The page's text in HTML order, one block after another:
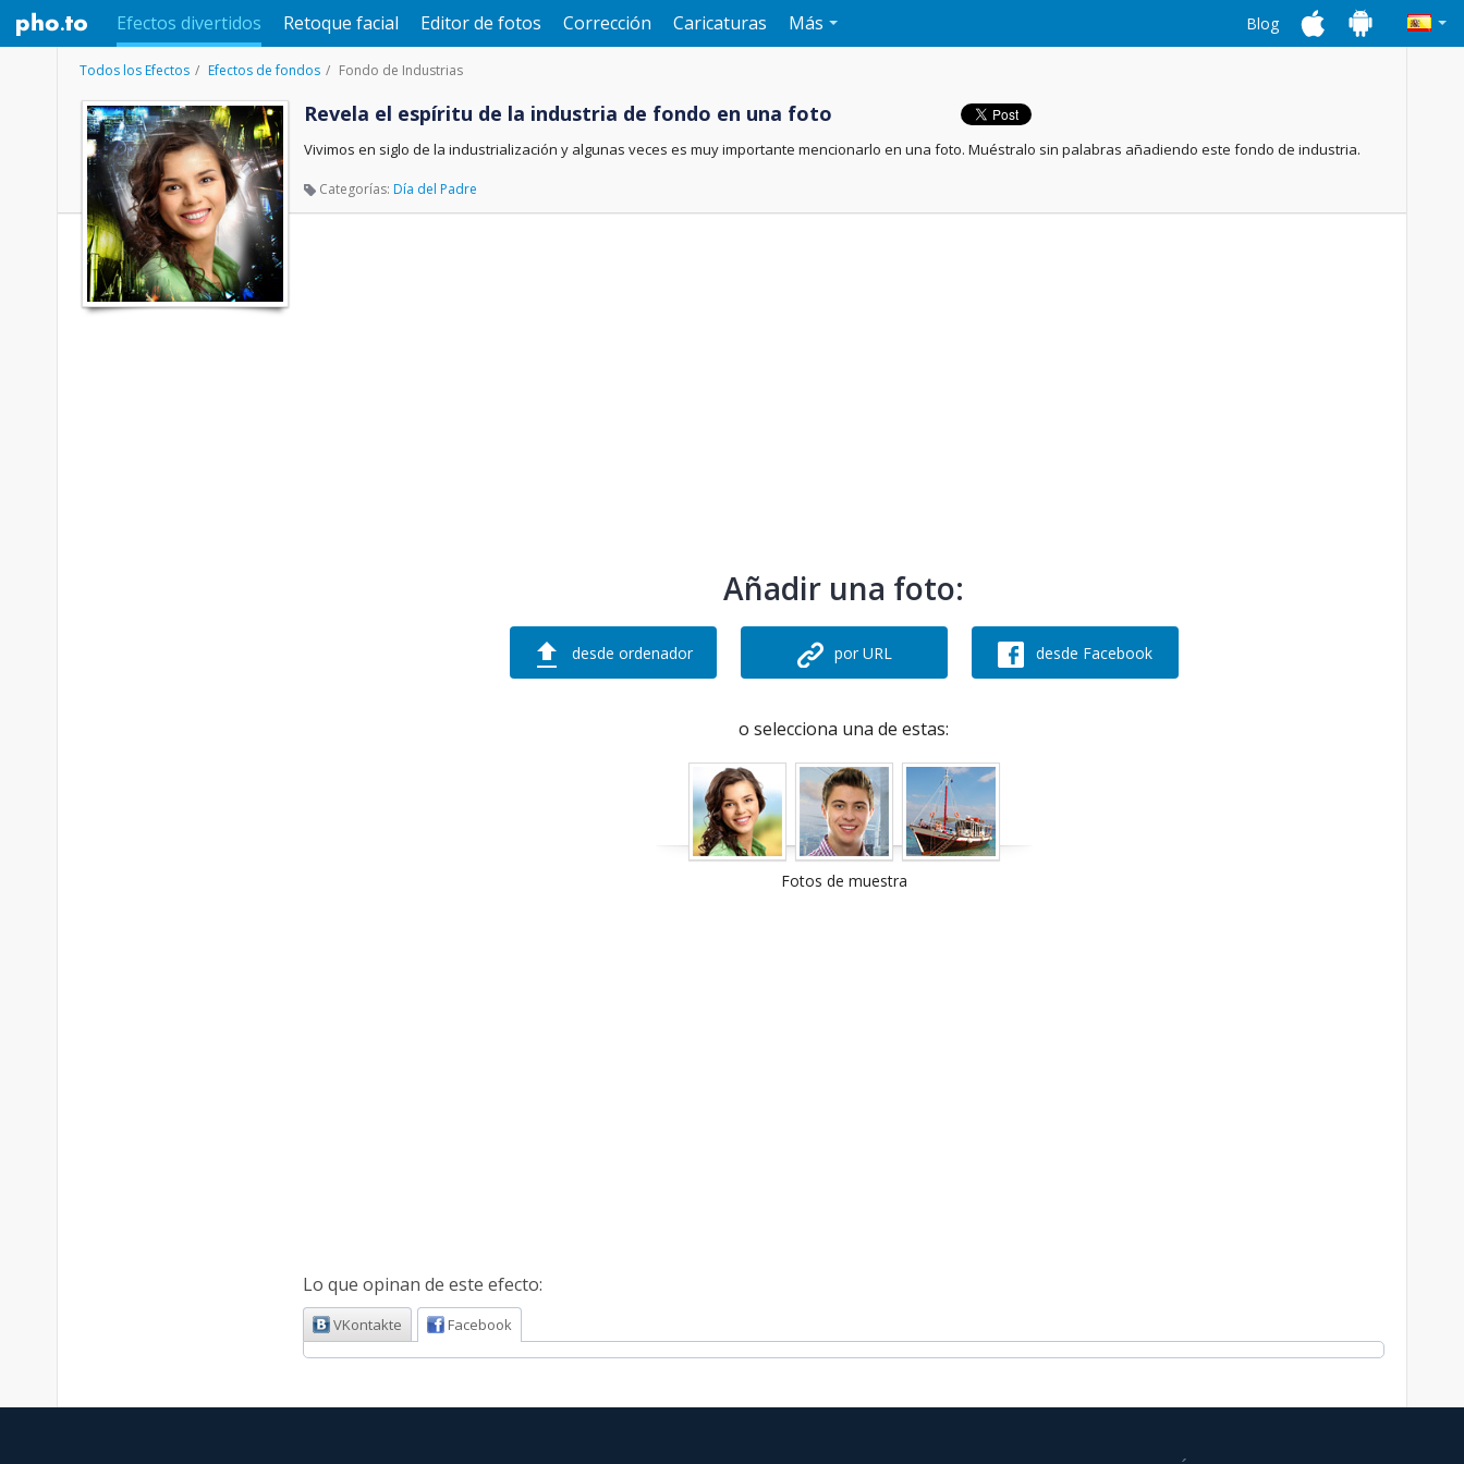
Efectos divertidos Retoque facial Editor de fotos Corrección Caricaturas Más Blog
Todos los Efectos Efectos de fondos Fondo de Industrias
Revela el espíritu de la industria de fondo en una foto
Vivimos en siglo de la industrialización y algunas veces es muy importante mencionarlo en una foto. Muéstralo sin palabras añadiendo este fondo de industria.
Categorías: Día del Padre
Añadir una foto:
desde ordenador por URL desde Facebook
o selecciona una de estas:
Fotos de muestra
Lo que opinan de este efecto:
VKontakte Facebook